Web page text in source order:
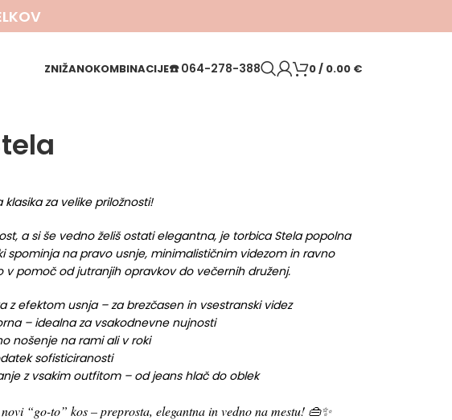
ZNIŽANOKOMBINACIJE☎️064-278-388 0/ 0.00 €
za velike priložnosti!
a si še vedno želiš ostati elegantna, je torbica Stela popolna
spominja na pravo usnje, minimalističnim videzom in ravno
v pomoč od jutranjih opravkov do večernih druženj.
z efektom usnja – za brezčasen in vsestranski videz
– idealna za vsakodnevne nujnosti
nošenje na rami ali v roki
sofisticiranosti
z vsakim outfitom – od jeans hlač do oblek
“go-to” kos – preprosta, elegantna in vedno na mestu! 👜✨